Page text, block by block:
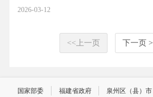
2026-03-12
<<上一页 下一页
国家部委 福建省政府 泉州区（县）市